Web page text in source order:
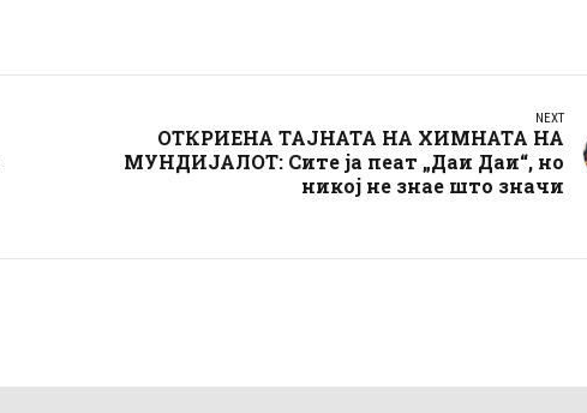
NEXT
ОТКРИЕНА ТАЈНАТА НА ХИМНАТА НА
МУНДИЈАЛОТ: Сите ја пеат „Даи Даи“, но
никој не знае што значи